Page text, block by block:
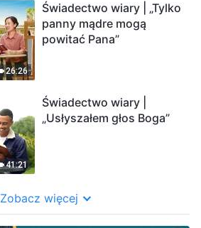
26:26
Świadectwo wiary | „Tylko
panny mądre mogą
powitać Pana”
41:21
Świadectwo wiary |
„Usłyszałem głos Boga”
Zobacz więcej